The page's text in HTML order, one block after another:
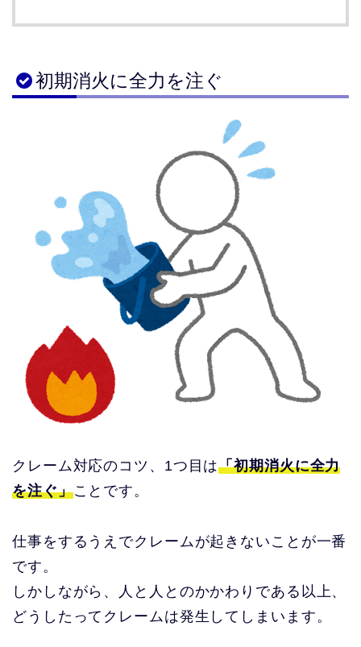
初期消火に全力を注ぐ
クレーム対応のコツ、1つ目は「初期消火に全力
を注ぐ」ことです。
仕事をするうえでクレームが起きないことが一番
です。
しかしながら、人と人とのかかわりである以上、
どうしたってクレームは発生してしまいます。